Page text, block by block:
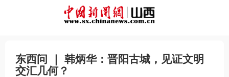
东西问 ｜ 韩炳华：晋阳古城，见证文明
交汇几何？